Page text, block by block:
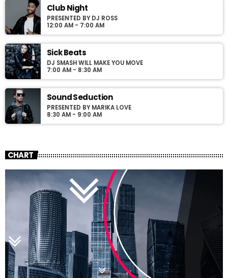
Club Night
PRESENTED BY DJ ROSS
12:00 AM - 7:00 AM
Sick Beats
DJ SMASH WILL MAKE YOU MOVE
7:00 AM - 8:30 AM
Sound Seduction
PRESENTED BY MARIKA LOVE
8:30 AM - 9:00 AM
CHART